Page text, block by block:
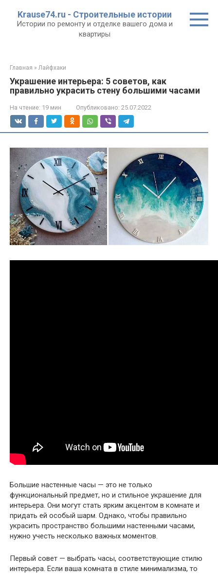
контенту
Krause74.ru - Строительные истории
Истории по ремонту и отделке вашего дома и
квартиры
Главная » Лайфхаки
Украшение интерьера: 5 советов, как
правильно украсить стену большими часами
На чтение: 19 мин Опубликовано: 25.07.2022
Большие настенные часы — это не только
функциональный предмет, но и стильное украшение для
интерьера. Они могут стать ярким акцентом в комнате и
придать ей особый шарм. Однако, чтобы правильно
украсить пространство большими настенными часами,
нужно учесть несколько важных моментов.
Первый совет — выбрать часы, соответствующие стилю
интерьера. Если ваша комната в стиле минимализма, то